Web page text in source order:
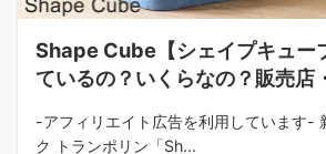
Shape Cube【シェイプキュー
ているの？いくらなの？販売店
-アフィリエイト広告を利用しています-
ク トランポリン「Sh...